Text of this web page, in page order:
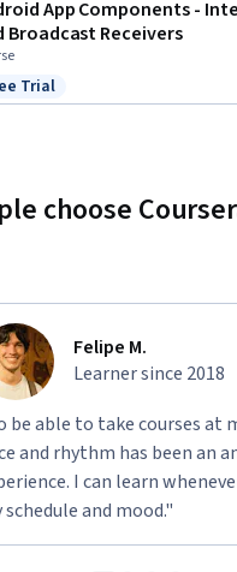
App Components -
Broadcast Receivers
Free Trial
Trial
choose
Felipe M.
Learner since 2018
be able to take courses at
and rhythm has been an
I can learn
schedule and mood."